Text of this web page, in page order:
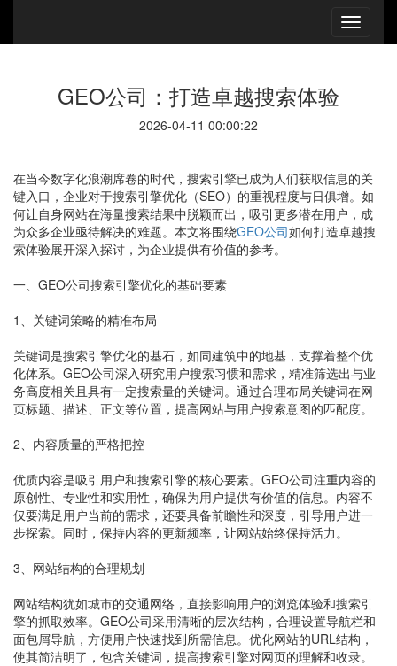
GEO公司：打造卓越搜索体验
2026-04-11 00:00:22
在当今数字化浪潮席卷的时代，搜索引擎已成为人们获取信息的关
键入口，企业对于搜索引擎优化（SEO）的重视程度与日俱增。如
何让自身网站在海量搜索结果中脱颖而出，吸引更多潜在用户，成
为众多企业亟待解决的难题。本文将围绕GEO公司如何打造卓越搜
索体验展开深入探讨，为企业提供有价值的参考。
一、GEO公司搜索引擎优化的基础要素
1、关键词策略的精准布局
关键词是搜索引擎优化的基石，如同建筑中的地基，支撑着整个优
化体系。GEO公司深入研究用户搜索习惯和需求，精准筛选出与业
务高度相关且具有一定搜索量的关键词。通过合理布局关键词在网
页标题、描述、正文等位置，提高网站与用户搜索意图的匹配度。
2、内容质量的严格把控
优质内容是吸引用户和搜索引擎的核心要素。GEO公司注重内容的
原创性、专业性和实用性，确保为用户提供有价值的信息。内容不
仅要满足用户当前的需求，还要具备前瞻性和深度，引导用户进一
步探索。同时，保持内容的更新频率，让网站始终保持活力。
3、网站结构的合理规划
网站结构犹如城市的交通网络，直接影响用户的浏览体验和搜索引
擎的抓取效率。GEO公司采用清晰的层次结构，合理设置导航栏和
面包屑导航，方便用户快速找到所需信息。优化网站的URL结构，
使其简洁明了，包含关键词，提高搜索引擎对网页的理解和收录。